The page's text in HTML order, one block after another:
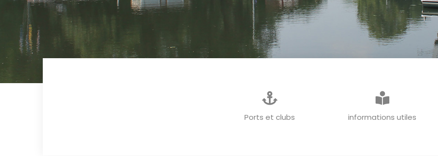
INFORMATIONS GENERALES
Ports et clubs informations utiles